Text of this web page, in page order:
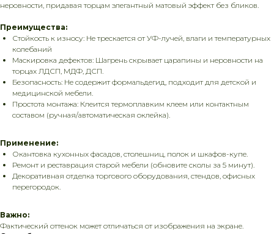
неровности, придавая торцам элегантный матовый эффект без бликов.
Преимущества:
Стойкость к износу: Не трескается от УФ-лучей, влаги и температурных
колебаний
Маскировка дефектов: Шагрень скрывает царапины и неровности на
торцах ЛДСП, МДФ, ДСП.
Безопасность: Не содержит формальдегид, подходит для детской и
медицинской мебели.
Простота монтажа: Клеится термоплавким клеем или контактным
составом (ручная/автоматическая оклейка).
Применение:
Окантовка кухонных фасадов, столешниц, полок и шкафов-купе.
Ремонт и реставрация старой мебели (обновите сколы за 5 минут).
Декоративная отделка торгового оборудования, стендов, офисных
перегородок.
Важно:
Фактический оттенок может отличаться от изображения на экране.